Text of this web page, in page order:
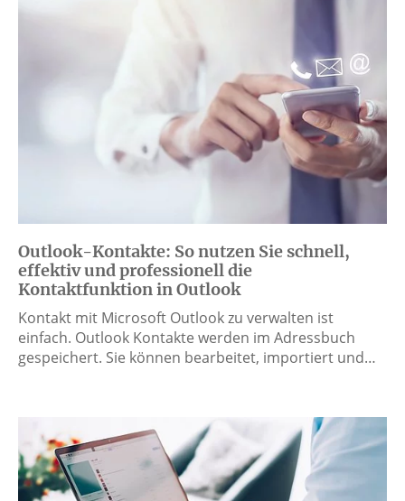
Outlook-Kontakte: So nutzen Sie schnell,
effektiv und professionell die
Kontaktfunktion in Outlook
Kontakt mit Microsoft Outlook zu verwalten ist
einfach. Outlook Kontakte werden im Adressbuch
gespeichert. Sie können bearbeitet, importiert und…